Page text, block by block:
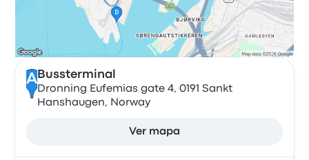
A Bussterminal
Dronning Eufemias gate 4, 0191 Sankt
Hanshaugen, Norway
Ver mapa